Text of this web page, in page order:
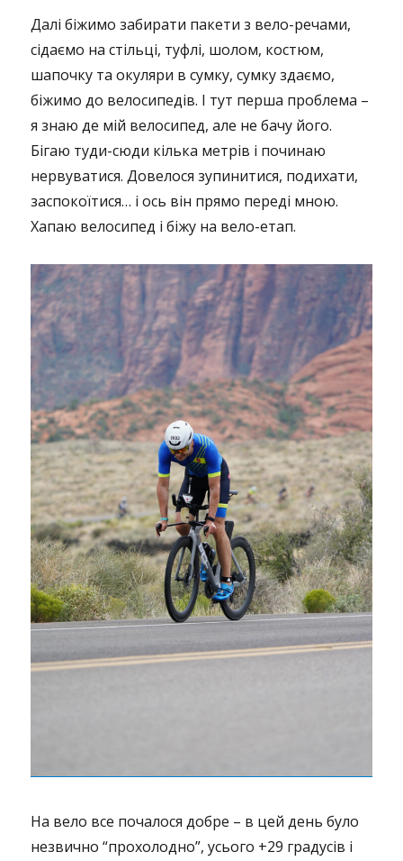
Далі біжимо забирати пакети з вело-речами,
сідаємо на стільці, туфлі, шолом, костюм,
шапочку та окуляри в сумку, сумку здаємо,
біжимо до велосипедів. І тут перша проблема –
я знаю де мій велосипед, але не бачу його.
Бігаю туди-сюди кілька метрів і починаю
нервуватися. Довелося зупинитися, подихати,
заспокоїтися… і ось він прямо переді мною.
Хапаю велосипед і біжу на вело-етап.
На вело все почалося добре – в цей день було
незвично “прохолодно”, усього +29 градусів і